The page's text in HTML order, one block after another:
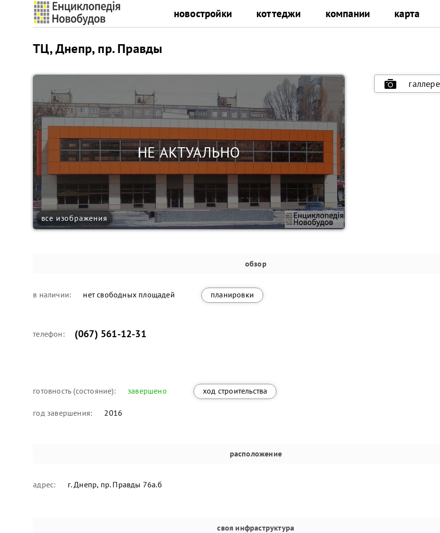
новостройки коттеджи компании карта
ТЦ, Днепр, пр. Правды
все изображения
обзор
в наличии: нет свободных площадей планировки
телефон: (067) 561-12-31
готовность (состояние): завершено ход строительства
год завершения: 2016
расположение
адрес: г. Днепр, пр. Правды 76а.б
своя инфраструктура